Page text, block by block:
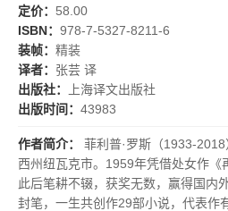
定价： 58.00
ISBN： 978-7-5327-8211-6
装帧： 精装
译者： 张芸 译
出版社：
上海译文出版社
出版时间： 43983
作者简介：
菲利普·罗斯（1933-
西州纽瓦克市。1959年凭借处女作《
此后笔耕不辍，获奖无数，赢得国内
封笔，一生共创作29部小说，代表作